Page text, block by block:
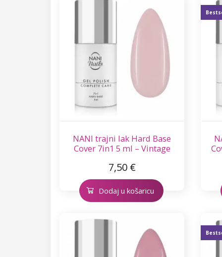
NANI trajni lak Hard Base
Cover 7in1 5 ml – Vintage
7,50 €
Dodaj u košaricu